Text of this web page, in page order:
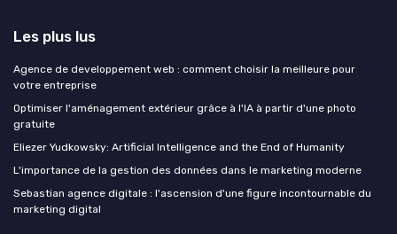
Les plus lus
Agence de developpement web : comment choisir la meilleure pour
votre entreprise
Optimiser l'aménagement extérieur grâce à l'IA à partir d'une photo
gratuite
Eliezer Yudkowsky: Artificial Intelligence and the End of Humanity
L'importance de la gestion des données dans le marketing moderne
Sebastian agence digitale : l'ascension d'une figure incontournable du
marketing digital